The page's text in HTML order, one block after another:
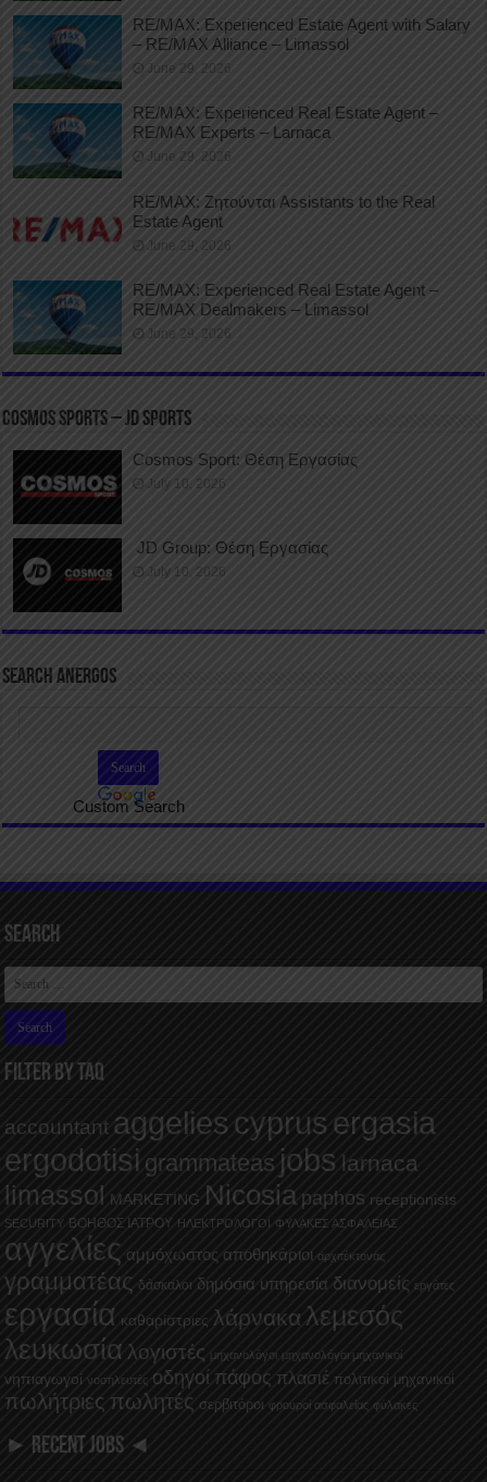
RE/MAX: Experienced Estate Agent with Salary
– RE/MAX Alliance – Limassol
June 29, 2026
RE/MAX: Experienced Real Estate Agent –
RE/MAX Experts – Larnaca
June 29, 2026
RE/MAX: Ζητούνται Assistants to the Real
Estate Agent
June 29, 2026
RE/MAX: Experienced Real Estate Agent –
RE/MAX Dealmakers – Limassol
June 29, 2026
COSMOS SPORTS – JD SPORTS
Cosmos Sport: Θέση Εργασίας
July 10, 2026
JD Group: Θέση Εργασίας
July 10, 2026
SEARCH ANERGOS
Custom Search
Search
FILTER BY TAQ
accountant aggelies cyprus ergasia
ergodotisi grammateas jobs larnaca
limassol MARKETING Nicosia paphos receptionists
SECURITY ΒΟΗΘΟΣ ΙΑΤΡΟΥ ΗΛΕΚΤΡΟΛΟΓΟΙ ΦΥΛΑΚΕΣ ΑΣΦΑΛΕΙΑΣ
αγγελίες αμμόχωστος αποθηκάριοι αρχιτέκτονας
γραμματέας δάσκαλοι δημόσια υπηρεσία διανομείς εργάτες
εργασία καθαρίστριες λάρνακα λεμεσός
λευκωσία λογιστές μηχανολόγοι μηχανολόγοι μηχανικοί
νηπιαγωγοί νοσηλευτές οδηγοί πάφος πλασιέ πολιτικοί μηχανικοί
πωλήτριες πωλητές σερβιτόροι φρουροί ασφαλείας φύλακες
► RECENT JOBS ◄